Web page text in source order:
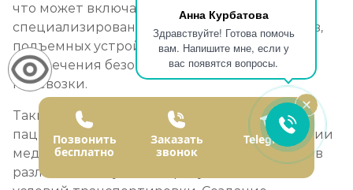
Анна Курбатова
Здравствуйте! Готова помочь
вам. Напишите мне, если у
вас появятся вопросы.
что может включать использование
специализированных транспортных средств,
подъемных устройств и других средств для
обеспечения безопасной и комфортной
перевозки.
Таким образом, специальная перевозка
пациентов играет важную роль в обеспечении
медицинской помощи и ухода за больными в
различных ситуациях, требующих особых
Позвонить
бесплатно
Заказать
звонок
Telegram